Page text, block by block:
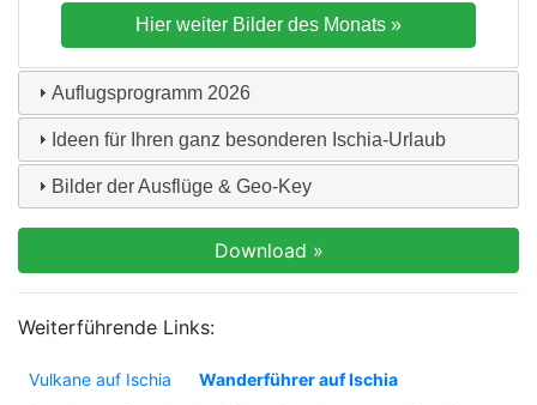
Auflugsprogramm 2026
Ideen für Ihren ganz besonderen Ischia-Urlaub
Bilder der Ausflüge & Geo-Key
Weiterführende Links:
Vulkane auf Ischia
Wanderführer auf Ischia